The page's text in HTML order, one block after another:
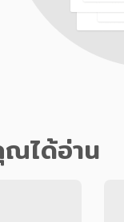
ณได้อ่าน